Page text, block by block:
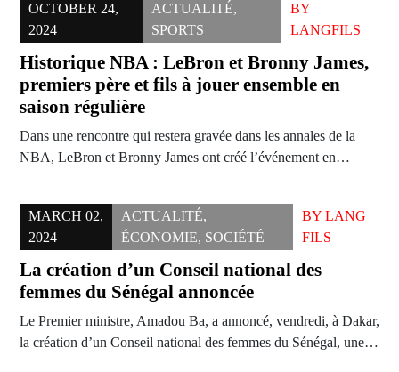
OCTOBER 24,
2024
ACTUALITÉ,
SPORTS
BY
LANGFILS
Historique NBA : LeBron et Bronny James,
premiers père et fils à jouer ensemble en
saison régulière
Dans une rencontre qui restera gravée dans les annales de la
NBA, LeBron et Bronny James ont créé l’événement en…
MARCH 02,
2024
ACTUALITÉ,
ÉCONOMIE, SOCIÉTÉ
BYLANG
FILS
La création d’un Conseil national des
femmes du Sénégal annoncée
Le Premier ministre, Amadou Ba, a annoncé, vendredi, à Dakar,
la création d’un Conseil national des femmes du Sénégal, une…